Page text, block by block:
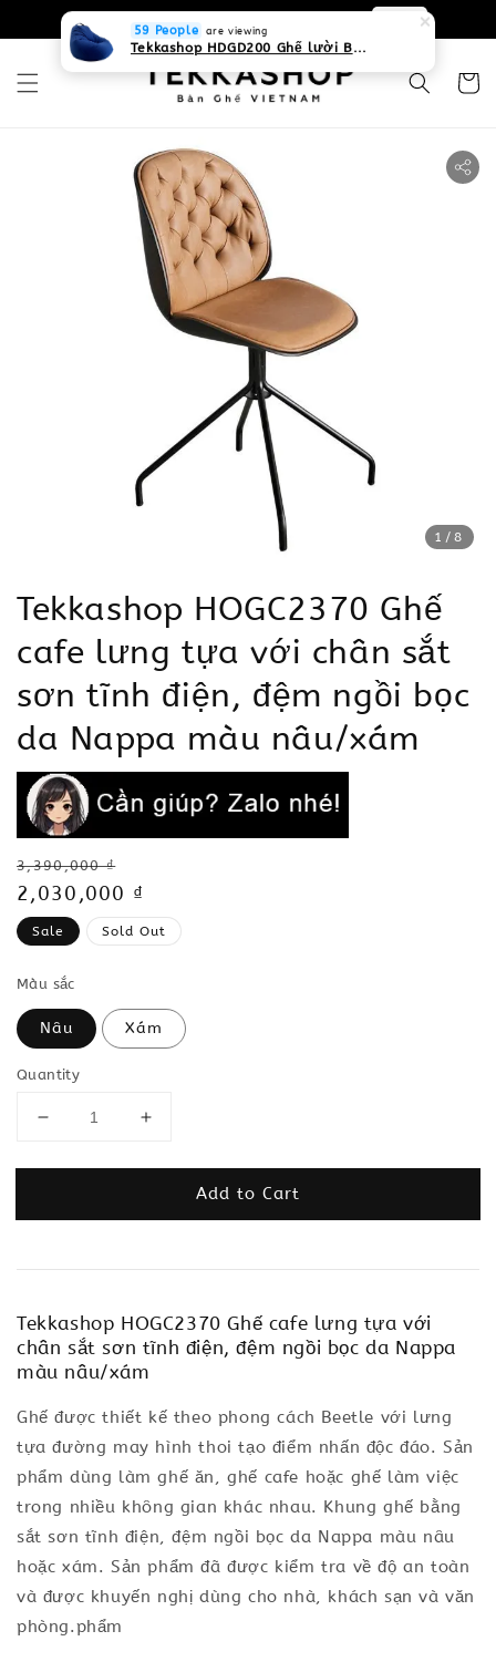
0931268840 Liên hệ với chúng tôi
1 /8
Tekkashop HOGC2370 Ghế
cafe lưng tựa với chân sắt
sơn tĩnh điện, đệm ngồi bọc
da Nappa màu nâu/xám
Regular
price
3,390,000 ₫
Sale
price
2,030,000 ₫
Sale Sold Out
Màu sắc
Nâu Xám
Quantity
Add to Cart
Tekkashop HOGC2370 Ghế cafe lưng tựa với
chân sắt sơn tĩnh điện, đệm ngồi bọc da Nappa
màu nâu/xám
Ghế được thiết kế theo phong cách Beetle với lưng
tựa đường may hình thoi tạo điểm nhấn độc đáo. Sản
phẩm dùng làm ghế ăn, ghế cafe hoặc ghế làm việc
trong nhiều không gian khác nhau. Khung ghế bằng
sắt sơn tĩnh điện, đệm ngồi bọc da Nappa màu nâu
hoặc xám. Sản phẩm đã được kiểm tra về độ an toàn
và được khuyến nghị dùng cho nhà, khách sạn và văn
phòng.phẩm
59 People are viewing
Tekkashop HDGD200 Ghế lười Beanbag form truyền thống, chất liệu Olefin canvas kháng nước, màu xanh biển, có thể sử dụng trong nhà và cả ngoài trời, có quai xách